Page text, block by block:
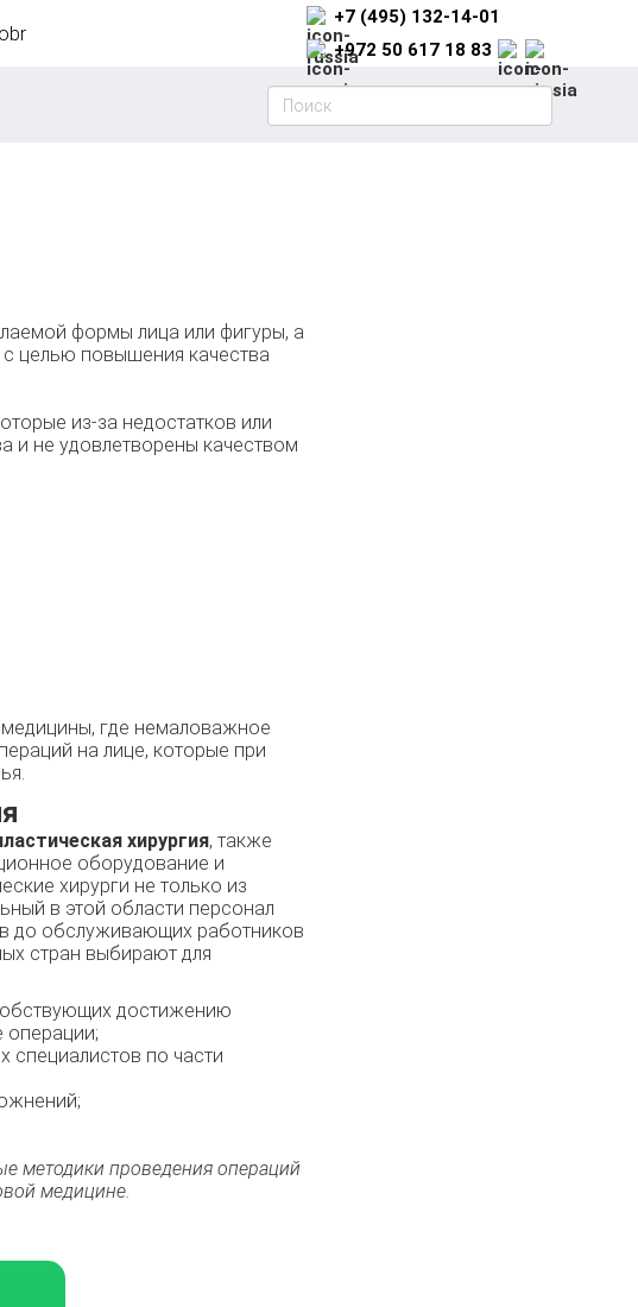
+7 (495) 132-14-01
+972 50 617 18 83
формы лица или фигуры, а
целью повышения качества
из-за недостатков или
и не удовлетворены качеством
где немаловажное
на лице, которые при
хирургия, также
оборудование и
хирурги не только из
в этой области персонал
до обслуживающих работников
стран выбирают для
достижению
операции;
специалистов по части
методики проведения операций
медицине.